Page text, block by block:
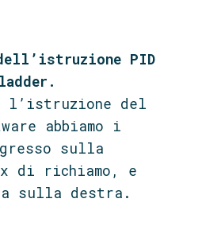
PID
l’istruzione del
abbiamo i
sulla
di richiamo, e
sulla destra.